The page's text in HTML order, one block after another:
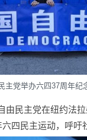
主党举办六四37周年
由民主党在纽约法
四民主运动，呼吁